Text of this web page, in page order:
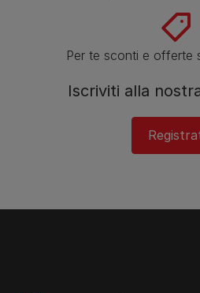
Per te sconti e offerte
Iscriviti alla